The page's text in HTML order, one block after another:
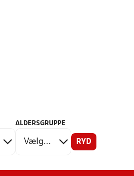
ALDERSGRUPPE
RYD